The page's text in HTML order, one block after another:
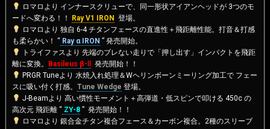
ロマロより インナースクリューで、同一形状アイアンヘッドが 3つのモ
ードへ変わる！！ Ray V1 IRON 登場。
ロマロより 独自 6-4 チタンフェースの直進性＋飛距離性能。打音＆打感
も柔らかい！ “ Ray α IRON ” 発売開始。
トライファスより 先端のブレない走りで「押し出す」インパクトを飛距
離に変換。 Basileus β-Ⅱ 発売開始！！
PRGR Tuneより 水焼入れ処理＆Wヘリンボーンミーリング加工で フェー
スに吸い付く打感。 Tune Wedge 登場。
J-Beamより 高い慣性モーメント＋高弾道・低スピンで叩ける 450c の
高次元 飛距離 “ ZY-8 ” 発売開始！！
ロマロより 銀合金チタン複合フェース＆カーボン複合。2種のスリーブ